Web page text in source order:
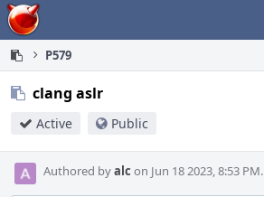
Home
P579
clang aslr
Active Public
Authored byalc on Jun 18 2023, 8:53 PM.